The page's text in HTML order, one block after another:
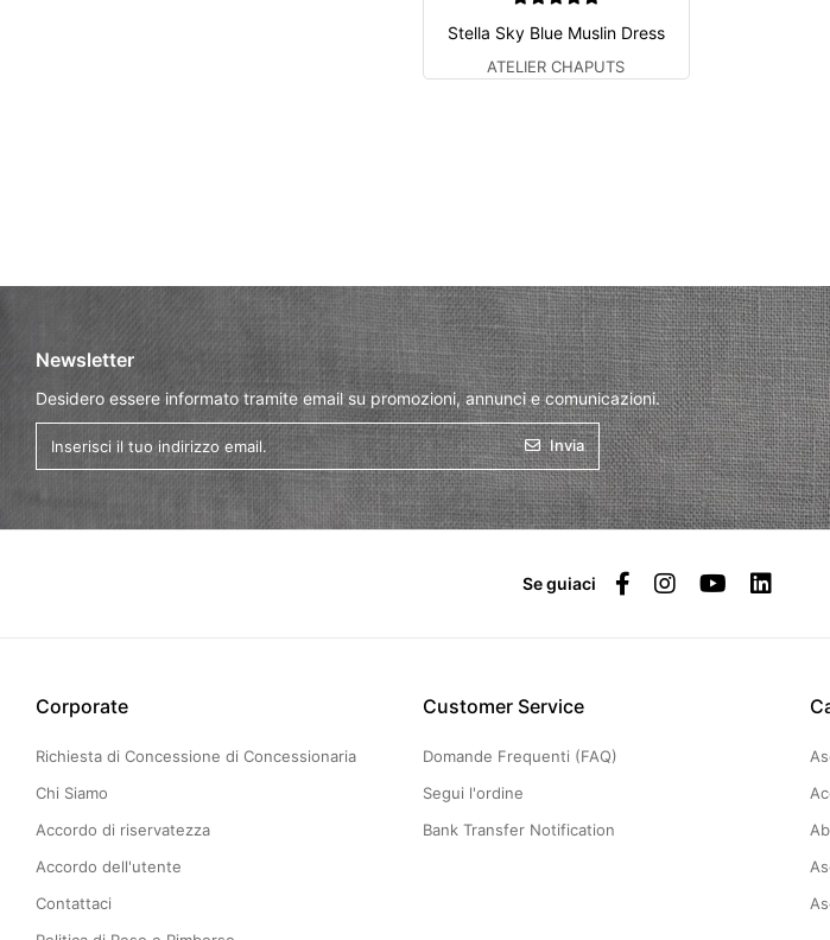
Stella Sky Blue Muslin Dress
ATELIER CHAPUTS
Newsletter
Desidero essere informato tramite email su promozioni, annunci e comunicazioni.
Invia
Se guiaci
Corporate
Richiesta di Concessione di Concessionaria
Chi Siamo
Accordo di riservatezza
Accordo dell'utente
Contattaci
Customer Service
Domande Frequenti (FAQ)
Segui l'ordine
Bank Transfer Notification